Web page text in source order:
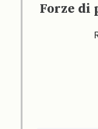
Forze di